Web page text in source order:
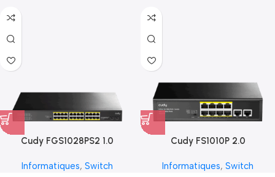
Cudy FGS1028PS2 1.0
Informatiques, Switch
Cudy FS1010P 2.0
Informatiques, Switch